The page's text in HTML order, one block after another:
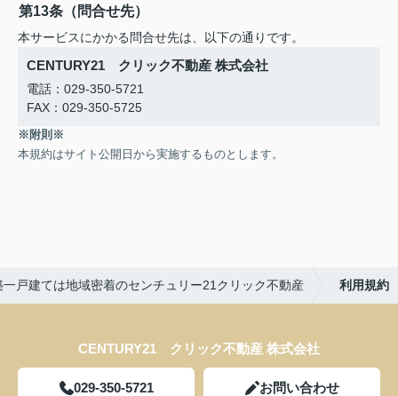
第13条（問合せ先）
本サービスにかかる問合せ先は、以下の通りです。
CENTURY21 クリック不動産 株式会社
電話：029-350-5721
FAX：029-350-5725
※附則※
本規約はサイト公開日から実施するものとします。
戸建ては地域密着のセンチュリー21クリック不動産 利用規約
CENTURY21 クリック不動産 株式会社
029-350-5721 お問い合わせ